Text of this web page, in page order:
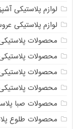
لوازم پلاستیکی
لوازم پلاستیکی
محصولات
محصولات پلاستیکی
محصولات
محصولات
محصولات صبا
محصولات طلوع